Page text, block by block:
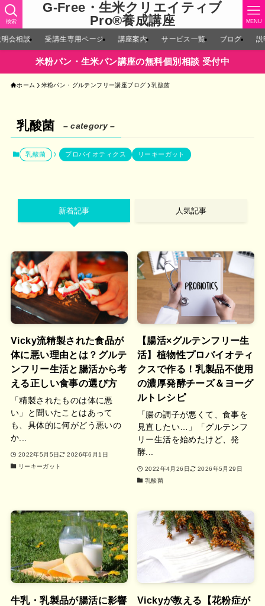
G-Free・生米クリエイティブ
Pro®︎養成講座
検索 MENU
明会相談 受講生専用ページ 講座案内 サービス一覧 ブログ 説
米粉パン・生米パン講座の無料個別相談 受付中
ホーム 米粉パン・グルテンフリー講座ブログ 乳酸菌
乳酸菌 – category –
乳酸菌 プロバイオティクス リーキーガット
新着記事 人気記事
Vicky流精製された食品が
体に悪い理由とは？グルテ
ンフリー生活と腸活から考
える正しい食事の選び方
「精製されたものは体に悪
い」と聞いたことはあって
も、具体的に何がどう悪いの
か...
2022年5月5日
2026年6月1日
リーキーガット
【腸活×グルテンフリー生
活】植物性プロバイオティ
クスで作る！乳製品不使用
の濃厚発酵チーズ＆ヨーグ
ルトレシピ
「腸の調子が悪くて、食事を
見直したい…」「グルテンフ
リー生活を始めたけど、発
酵...
2022年4月26日
2026年5月29日
乳酸菌
牛乳・乳製品が腸活に影響
Vickyが教える【花粉症が